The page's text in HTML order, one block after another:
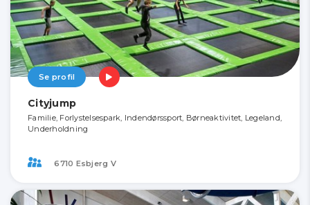
Se profil
Cityjump
Familie, Forlystelsespark, Indendørssport, Børneaktivitet, Legeland,
Underholdning
6710 Esbjerg V